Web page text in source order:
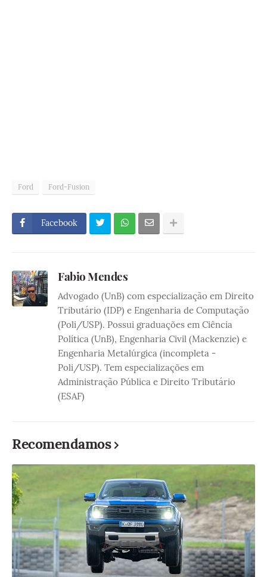
Ford Ford-Fusion
Facebook
Fabio Mendes
Advogado (UnB) com especialização em Direito
Tributário (IDP) e Engenharia de Computação
(Poli/USP). Possui graduações em Ciência
Política (UnB), Engenharia Civil (Mackenzie) e
Engenharia Metalúrgica (incompleta -
Poli/USP). Tem especializações em
Administração Pública e Direito Tributário
(ESAF)
Recomendamos